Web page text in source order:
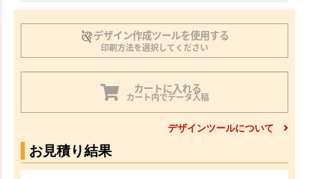
デザイン作成ツールを使用する
印刷方法を選択してください
カートに入れる
カート内でデータ入稿
デザインツールについて
お見積り結果